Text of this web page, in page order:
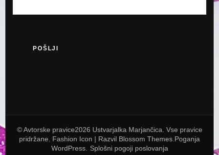
© Avtorske pravice2026 Ustvarjalka Marjančica . Vse pravice
pridržane.
Fashion Icon | Razvil Blossom Themes .Poganja
WordPress. Splošni pogoji poslovanja